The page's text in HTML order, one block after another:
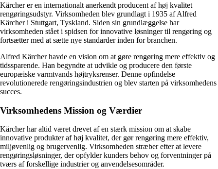
Kärcher er en internationalt anerkendt producent af høj kvalitet
rengøringsudstyr. Virksomheden blev grundlagt i 1935 af Alfred
Kärcher i Stuttgart, Tyskland. Siden sin grundlæggelse har
virksomheden stået i spidsen for innovative løsninger til rengøring og
fortsætter med at sætte nye standarder inden for branchen.
Alfred Kärcher havde en vision om at gøre rengøring mere effektiv og
tidssparende. Han begyndte at udvikle og producere den første
europæiske varmtvands højtryksrenser. Denne opfindelse
revolutionerede rengøringsindustrien og blev starten på virksomhedens
succes.
Virksomhedens Mission og Værdier
Kärcher har altid været drevet af en stærk mission om at skabe
innovative produkter af høj kvalitet, der gør rengøring mere effektiv,
miljøvenlig og brugervenlig. Virksomheden stræber efter at levere
rengøringsløsninger, der opfylder kunders behov og forventninger på
tværs af forskellige industrier og anvendelsesområder.